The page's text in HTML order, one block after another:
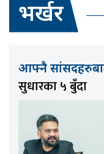
भर्खर
आफ्नै
सुधारका ५ बुँदा